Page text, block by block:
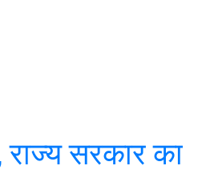
सरकार का